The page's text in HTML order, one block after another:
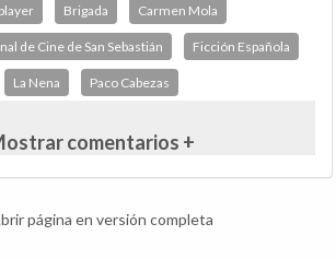
Brigada Carmen Mola
de Cine de San Sebastián Ficción Española
La Nena Paco Cabezas
comentarios +
página en versión completa